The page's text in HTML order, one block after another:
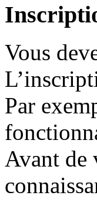
Vous
Par
Avant de